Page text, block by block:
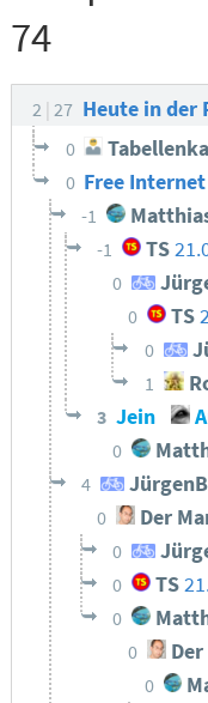
74
2 27 Heute in der
0
0 Free
-1
-1 TS
0
0 TS
0
1
3 Jein
0
4 JürgenB
0 Der
0
0 TS
0
0
0